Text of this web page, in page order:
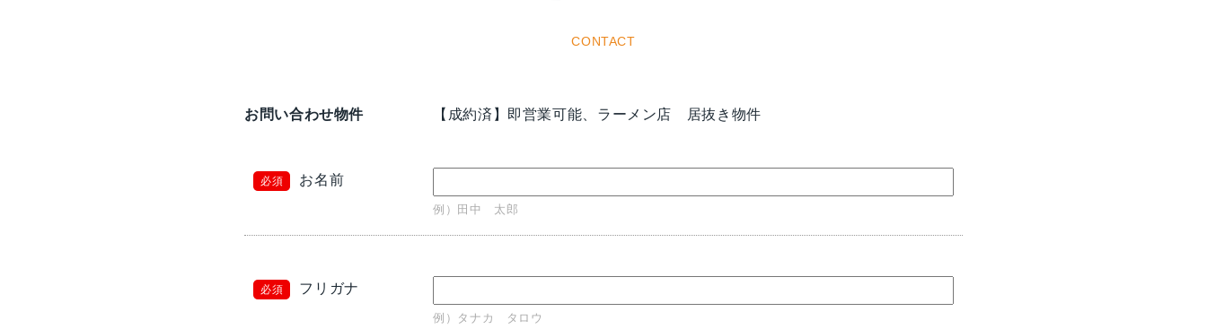
CONTACT
お問い合わせ物件 【成約済】即営業可能、ラーメン店 居抜き物件
必須 お名前
例）田中 太郎
必須 フリガナ
例）タナカ タロウ